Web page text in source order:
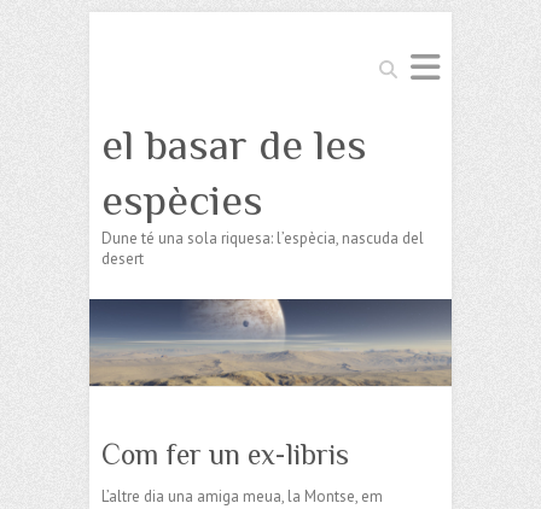
Search
el basar de les
espècies
Dune té una sola riquesa: l’espècia, nascuda del
desert
Com fer un ex-libris
L’altre dia una amiga meua, la Montse, em